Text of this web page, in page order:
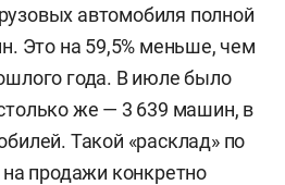
автомобиля полной
Это на 59,5% меньше, чем
года. В июле было
же — 3 639 машин, в
Такой «расклад» по
продажи конкретно